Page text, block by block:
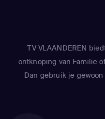
TV VLAANDEREN
ontknoping van Familie
Dan gebruik je